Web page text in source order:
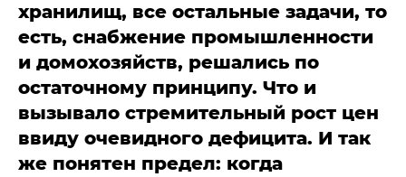
хранилищ, все остальные задачи, то
есть, снабжение промышленности
и домохозяйств, решались по
остаточному принципу. Что и
вызывало стремительный рост цен
ввиду очевидного дефицита. И так
же понятен предел: когда